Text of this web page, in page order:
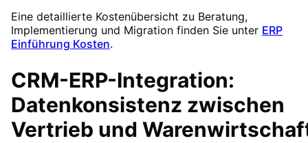
Eine detaillierte Kostenübersicht zu Beratung,
Implementierung und Migration finden Sie unter ERP
Einführung Kosten.
CRM-ERP-Integration:
Datenkonsistenz zwischen
Vertrieb und